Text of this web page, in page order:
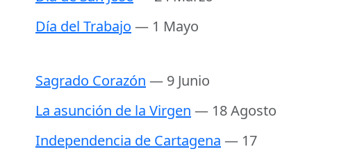
Día del Trabajo — 1 Mayo
Sagrado Corazón — 9 Junio
La asunción de la Virgen — 18 Agosto
Independencia de Cartagena — 17